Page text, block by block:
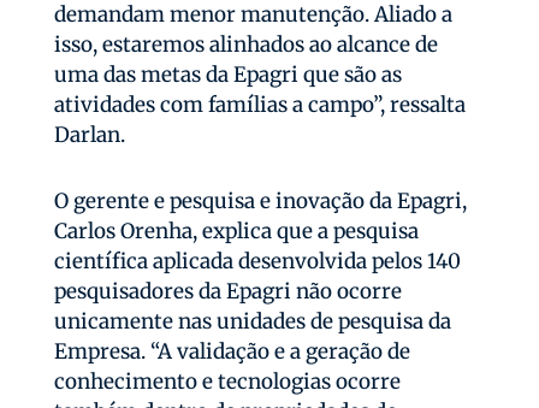
demandam menor manutenção. Aliado a
isso, estaremos alinhados ao alcance de
uma das metas da Epagri que são as
atividades com famílias a campo”, ressalta
Darlan.
O gerente e pesquisa e inovação da Epagri,
Carlos Orenha, explica que a pesquisa
científica aplicada desenvolvida pelos 140
pesquisadores da Epagri não ocorre
unicamente nas unidades de pesquisa da
Empresa. “A validação e a geração de
conhecimento e tecnologias ocorre